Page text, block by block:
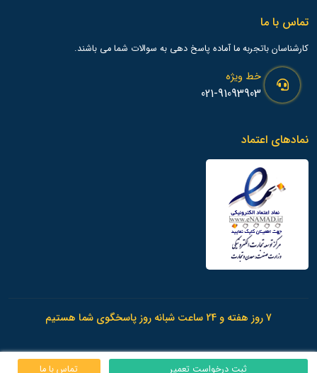
ثبت درخواست تعمیر تماس با ما
تماس با ما
کارشناسان باتجربه ما آماده پاسخ دهی به سوالات شما می باشند.
خط ویژه
021-91093903
نمادهای اعتماد
7 روز هفته و 24 ساعت شبانه روز پاسخگوی شما هستیم
می باشد.